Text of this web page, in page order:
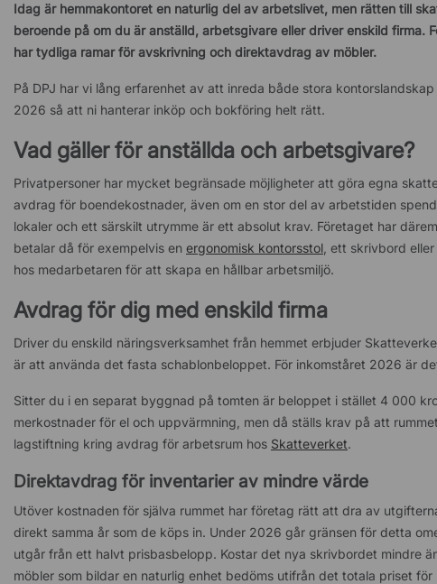
Idag är hemmakontoret en naturlig del av arbetslivet, men rätten till
beroende på om du är anställd, arbetsgivare eller driver enskild
har tydliga ramar för avskrivning och direktavdrag av möbler.
På DPJ har vi lång erfarenhet av att inreda både stora
2026 så att ni hanterar inköp och bokföring helt rätt.
Vad gäller för anställda och arbetsgivare?
Privatpersoner har mycket begränsade möjligheter att göra egna
avdrag för boendekostnader, även om en stor del av arbetstiden
lokaler och ett särskilt utrymme är ett absolut krav. Företaget har
betalar då för exempelvis en ergonomisk kontorsstol , ett skrivbord
hos medarbetaren för att skapa en hållbar arbetsmiljö.
Avdrag för dig med enskild firma
Driver du enskild näringsverksamhet från hemmet erbjuder
är att använda det fasta schablonbeloppet. För inkomståret 2026 är
Sitter du i en separat byggnad på tomten är beloppet i stället 4 000
merkostnader för el och uppvärmning, men då ställs krav på att
lagstiftning kring avdrag för arbetsrum hos Skatteverket.
Direktavdrag för inventarier av mindre värde
Utöver kostnaden för själva rummet har företag rätt att dra av
direkt samma år som de köps in. Under 2026 går gränsen för detta
utgår från ett halvt prisbasbelopp. Kostar det nya skrivbordet mindre
möbler som bildar en naturlig enhet bedöms utifrån det totala priset för